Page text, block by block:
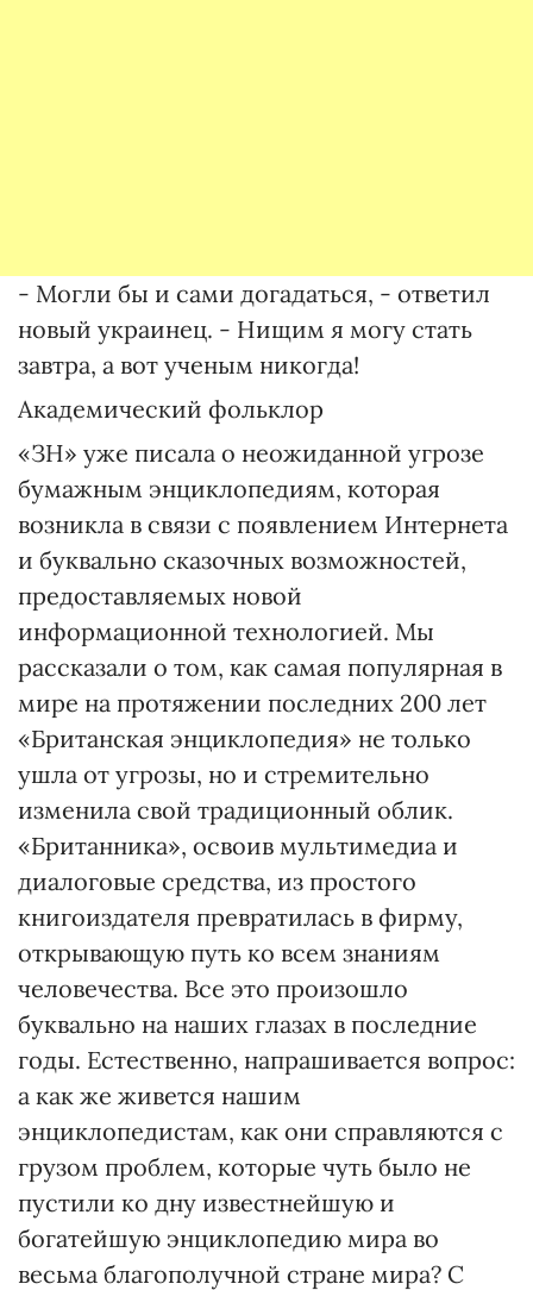
- Могли бы и сами догадаться, - ответил
новый украинец. - Нищим я могу стать
завтра, а вот ученым никогда!
Академический фольклор
«ЗН» уже писала о неожиданной угрозе
бумажным энциклопедиям, которая
возникла в связи с появлением Интернета
и буквально сказочных возможностей,
предоставляемых новой
информационной технологией. Мы
рассказали о том, как самая популярная в
мире на протяжении последних 200 лет
«Британская энциклопедия» не только
ушла от угрозы, но и стремительно
изменила свой традиционный облик.
«Британника», освоив мультимедиа и
диалоговые средства, из простого
книгоиздателя превратилась в фирму,
открывающую путь ко всем знаниям
человечества. Все это произошло
буквально на наших глазах в последние
годы. Естественно, напрашивается вопрос:
а как же живется нашим
энциклопедистам, как они справляются с
грузом проблем, которые чуть было не
пустили ко дну известнейшую и
богатейшую энциклопедию мира во
весьма благополучной стране мира? С